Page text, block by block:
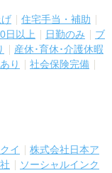
住宅手当・補助
日以上 日勤のみ
ブ
産休･育休･介護休暇
り
社会保険完備
イ
株式会社日本ア
ソーシャルインク